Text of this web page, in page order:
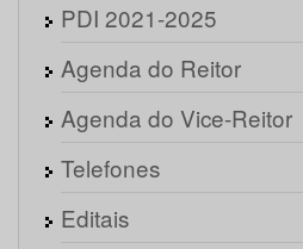
PDI 2021-2025
Agenda do Reitor
Agenda do Vice-Reitor
Telefones
Editais